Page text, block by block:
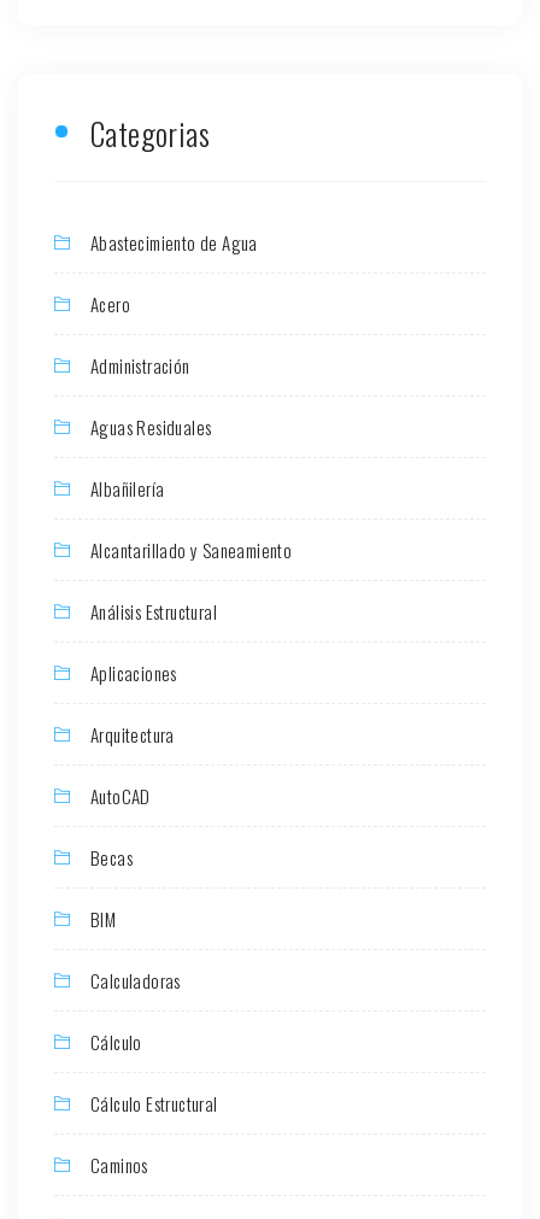
Categorias
Abastecimiento de Agua
Acero
Administración
Aguas Residuales
Albañilería
Alcantarillado y Saneamiento
Análisis Estructural
Aplicaciones
Arquitectura
AutoCAD
Becas
BIM
Calculadoras
Cálculo
Cálculo Estructural
Caminos